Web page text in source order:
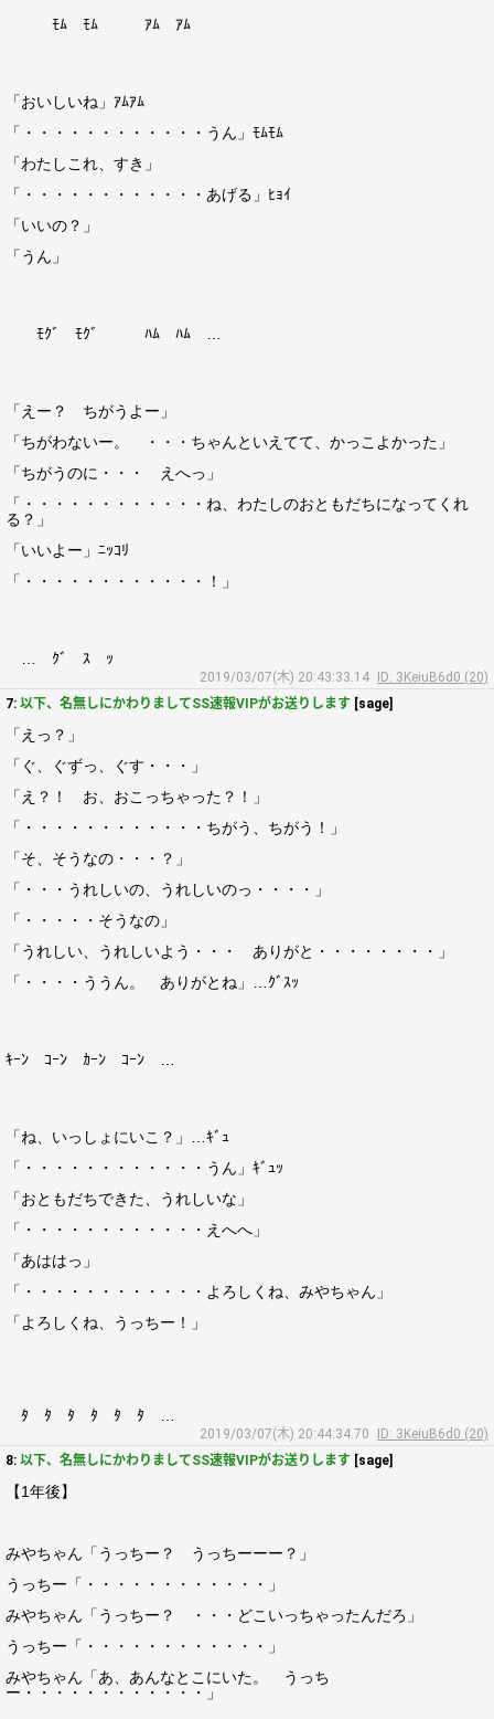
ﾓﾑ ﾓﾑ ｱﾑ ｱﾑ
「おいしいね」ｱﾑｱﾑ
「・・・・・・・・・・・・うん」ﾓﾑﾓﾑ
「わたしこれ、すき」
「・・・・・・・・・・・・あげる」ﾋｮｲ
「いいの？」
「うん」
ﾓｸﾞ ﾓｸﾞ ﾊﾑ ﾊﾑ …
「えー？ ちがうよー」
「ちがわないー。 ・・・ちゃんといえてて、かっこよかった」
「ちがうのに・・・ えへっ」
「・・・・・・・・・・・・ね、わたしのおともだちになってくれ
る？」
「いいよー」ﾆｯｺﾘ
「・・・・・・・・・・・・！」
… ｸﾞ ｽ ｯ
2019/03/07(木) 20:43:33.14
ID: 3KeiuB6d0 (20)
7: 以下、名無しにかわりましてSS速報VIPがお送りします [sage]
「えっ？」
「ぐ、ぐずっ、ぐす・・・」
「え？！ お、おこっちゃった？！」
「・・・・・・・・・・・・ちがう、ちがう！」
「そ、そうなの・・・？」
「・・・うれしいの、うれしいのっ・・・・」
「・・・・・そうなの」
「うれしい、うれしいよう・・・ ありがと・・・・・・・・」
「・・・・ううん。 ありがとね」…ｸﾞｽｯ
ｷｰﾝ ｺｰﾝ ｶｰﾝ ｺｰﾝ …
「ね、いっしょにいこ？」…ｷﾞｭ
「・・・・・・・・・・・・うん」ｷﾞｭｯ
「おともだちできた、うれしいな」
「・・・・・・・・・・・・えへへ」
「あははっ」
「・・・・・・・・・・・・よろしくね、みやちゃん」
「よろしくね、うっちー！」
ﾀ ﾀ ﾀ ﾀ ﾀ ﾀ …
2019/03/07(木) 20:44:34.70
ID: 3KeiuB6d0 (20)
8: 以下、名無しにかわりましてSS速報VIPがお送りします [sage]
【1年後】
みやちゃん「うっちー？ うっちーーー？」
うっちー「・・・・・・・・・・・・」
みやちゃん「うっちー？ ・・・どこいっちゃったんだろ」
うっちー「・・・・・・・・・・・・」
みやちゃん「あ、あんなとこにいた。 うっち
ー・・・・・・・・・・・・」